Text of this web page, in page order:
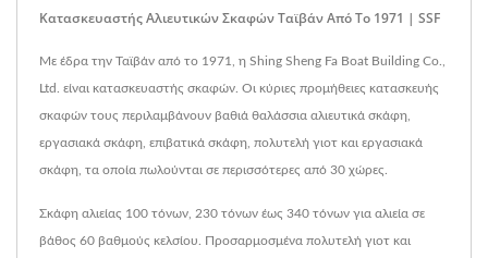
Κατασκευαστής Αλιευτικών Σκαφών Ταϊβάν Από Το 1971 | SSF
Με έδρα την Ταϊβάν από το 1971, η Shing Sheng Fa Boat Building Co.,
Ltd. είναι κατασκευαστής σκαφών. Οι κύριες προμήθειες κατασκευής
σκαφών τους περιλαμβάνουν βαθιά θαλάσσια αλιευτικά σκάφη,
εργασιακά σκάφη, επιβατικά σκάφη, πολυτελή γιοτ και εργασιακά
σκάφη, τα οποία πωλούνται σε περισσότερες από 30 χώρες.
Σκάφη αλιείας 100 τόνων, 230 τόνων έως 340 τόνων για αλιεία σε
βάθος 60 βαθμούς κελσίου. Προσαρμοσμένα πολυτελή γιοτ και